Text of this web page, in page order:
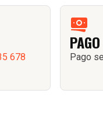
678 Pago